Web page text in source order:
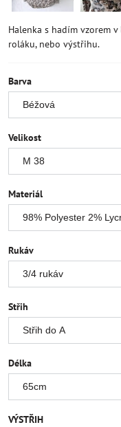
Halenka s hadím vzorem
roláku, nebo výstřihu.
Barva
Velikost
Materiál
Rukáv
Střih
Délka
VÝSTŘIH